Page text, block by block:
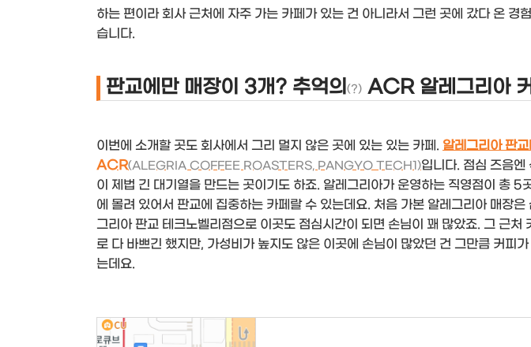
하는 편이라 회사 근처에 자주 가는 카페가 있는 건 아니라서 그런 곳에 갔다 온 경
습니다.
판교에만 매장이 3개? 추억의 (?)ACR 알레그리아
이번에 소개할 곳도 회사에서 그리 멀지 않은 곳에 있는 있는 카페. 알레그리아 판
ACR(ALEGRIA COFFEE ROASTERS, PANGYO TECH1)입니다. 점심 즈음엔
이 제법 긴 대기열을 만드는 곳이기도 하죠. 알레그리아가 운영하는 직영점이 총 5
에 몰려 있어서 판교에 집중하는 카페랄 수 있는데요. 처음 가본 알레그리아 매장은
그리아 판교 테크노벨리점으로 이곳도 점심시간이 되면 손님이 꽤 많았죠. 그 근처
로 다 바쁘긴 했지만, 가성비가 높지도 않은 이곳에 손님이 많았던 건 그만큼 커피
는데요.